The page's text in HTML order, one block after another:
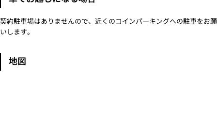
契約駐車場はありませんので、近くのコインパーキングへの駐車をお願
いします。
地図